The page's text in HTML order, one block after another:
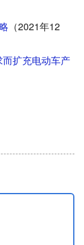
（2021年12
扩充电动车产